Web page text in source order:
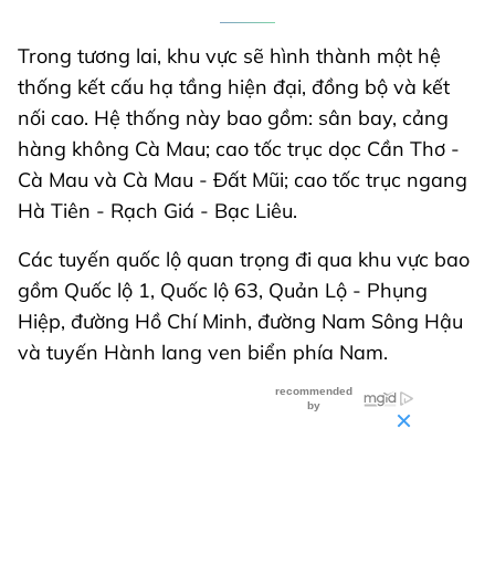
Trong tương lai, khu vực sẽ hình thành một hệ
thống kết cấu hạ tầng hiện đại, đồng bộ và kết
nối cao. Hệ thống này bao gồm: sân bay, cảng
hàng không Cà Mau; cao tốc trục dọc Cần Thơ -
Cà Mau và Cà Mau - Đất Mũi; cao tốc trục ngang
Hà Tiên - Rạch Giá - Bạc Liêu.
Các tuyến quốc lộ quan trọng đi qua khu vực bao
gồm Quốc lộ 1, Quốc lộ 63, Quản Lộ - Phụng
Hiệp, đường Hồ Chí Minh, đường Nam Sông Hậu
và tuyến Hành lang ven biển phía Nam.